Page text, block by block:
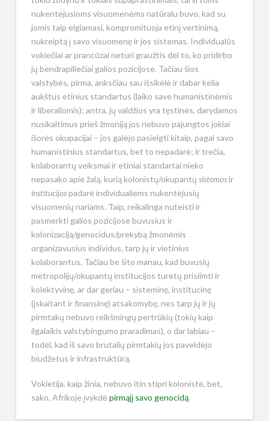
nukentėjusioms visuomenėms natūralu buvo, kad su
jomis taip elgiamasi, kompromituoja etinį vertinimą,
nukreiptą į savo visuomenę ir jos sistemas. Individualūs
vokiečiai ar prancūzai neturi graužtis dėl to, ko pridirbo
jų bendrapiliečiai galios pozicijose. Tačiau šios
valstybės, pirma, anksčiau sau išsikėlė ir dabar kelia
aukštus etinius standartus (laiko save humanistinėmis
ir liberaliomis); antra, jų valdžios yra tęstinės, darydamos
nusikaltimus prieš žmoniją jos nebuvo pajungtos jokiai
išorės okupacijai – jos galėjo pasielgti kitaip, pagal savo
humanistinius standartus, bet to nepadarė; ir trečia,
kolaborantų veiksmai ir etiniai standartai nieko
nepasako apie žalą, kurią kolonistų/okupantų sistemosir
institucijospadarė individualiems nukentėjusių
visuomenių nariams. Taip, reikalinga nuteisti ir
pasmerkti galios pozicijose buvusius ir
kolonizaciją/genocidus/prekybą žmonėmis
organizavusius individus, tarp jų ir vietinius
kolaborantus. Tačiau be šito manau, kad buvusių
metropolijų/okupantų institucijos turėtų prisiimti ir
kolektyvinę, ar dar geriau – sisteminę, institucinę
(įskaitant ir finansinę) atsakomybę, nes tarp jų ir jų
pirmtakų nebuvo reikšmingų pertrūkių (tokių kaip
ilgalaikis valstybingumo praradimas), o dar labiau –
todėl, kad iš savo brutalių pirmtakių jos paveldėjo
biudžetus ir infrastruktūrą.
Vokietija, kaip žinia, nebuvo itin stipri kolonistė, bet,
sako, Afrikoje įvykdė pirmąjį savo genocidą.